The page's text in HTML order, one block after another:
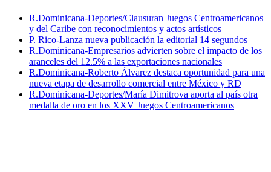
R.Dominicana-Deportes/Clausuran Juegos Centroamericanos
y del Caribe con reconocimientos y actos artísticos
P. Rico-Lanza nueva publicación la editorial 14 segundos
R.Dominicana-Empresarios advierten sobre el impacto de los
aranceles del 12.5% a las exportaciones nacionales
R.Dominicana-Roberto Álvarez destaca oportunidad para una
nueva etapa de desarrollo comercial entre México y RD
R.Dominicana-Deportes/María Dimitrova aporta al país otra
medalla de oro en los XXV Juegos Centroamericanos